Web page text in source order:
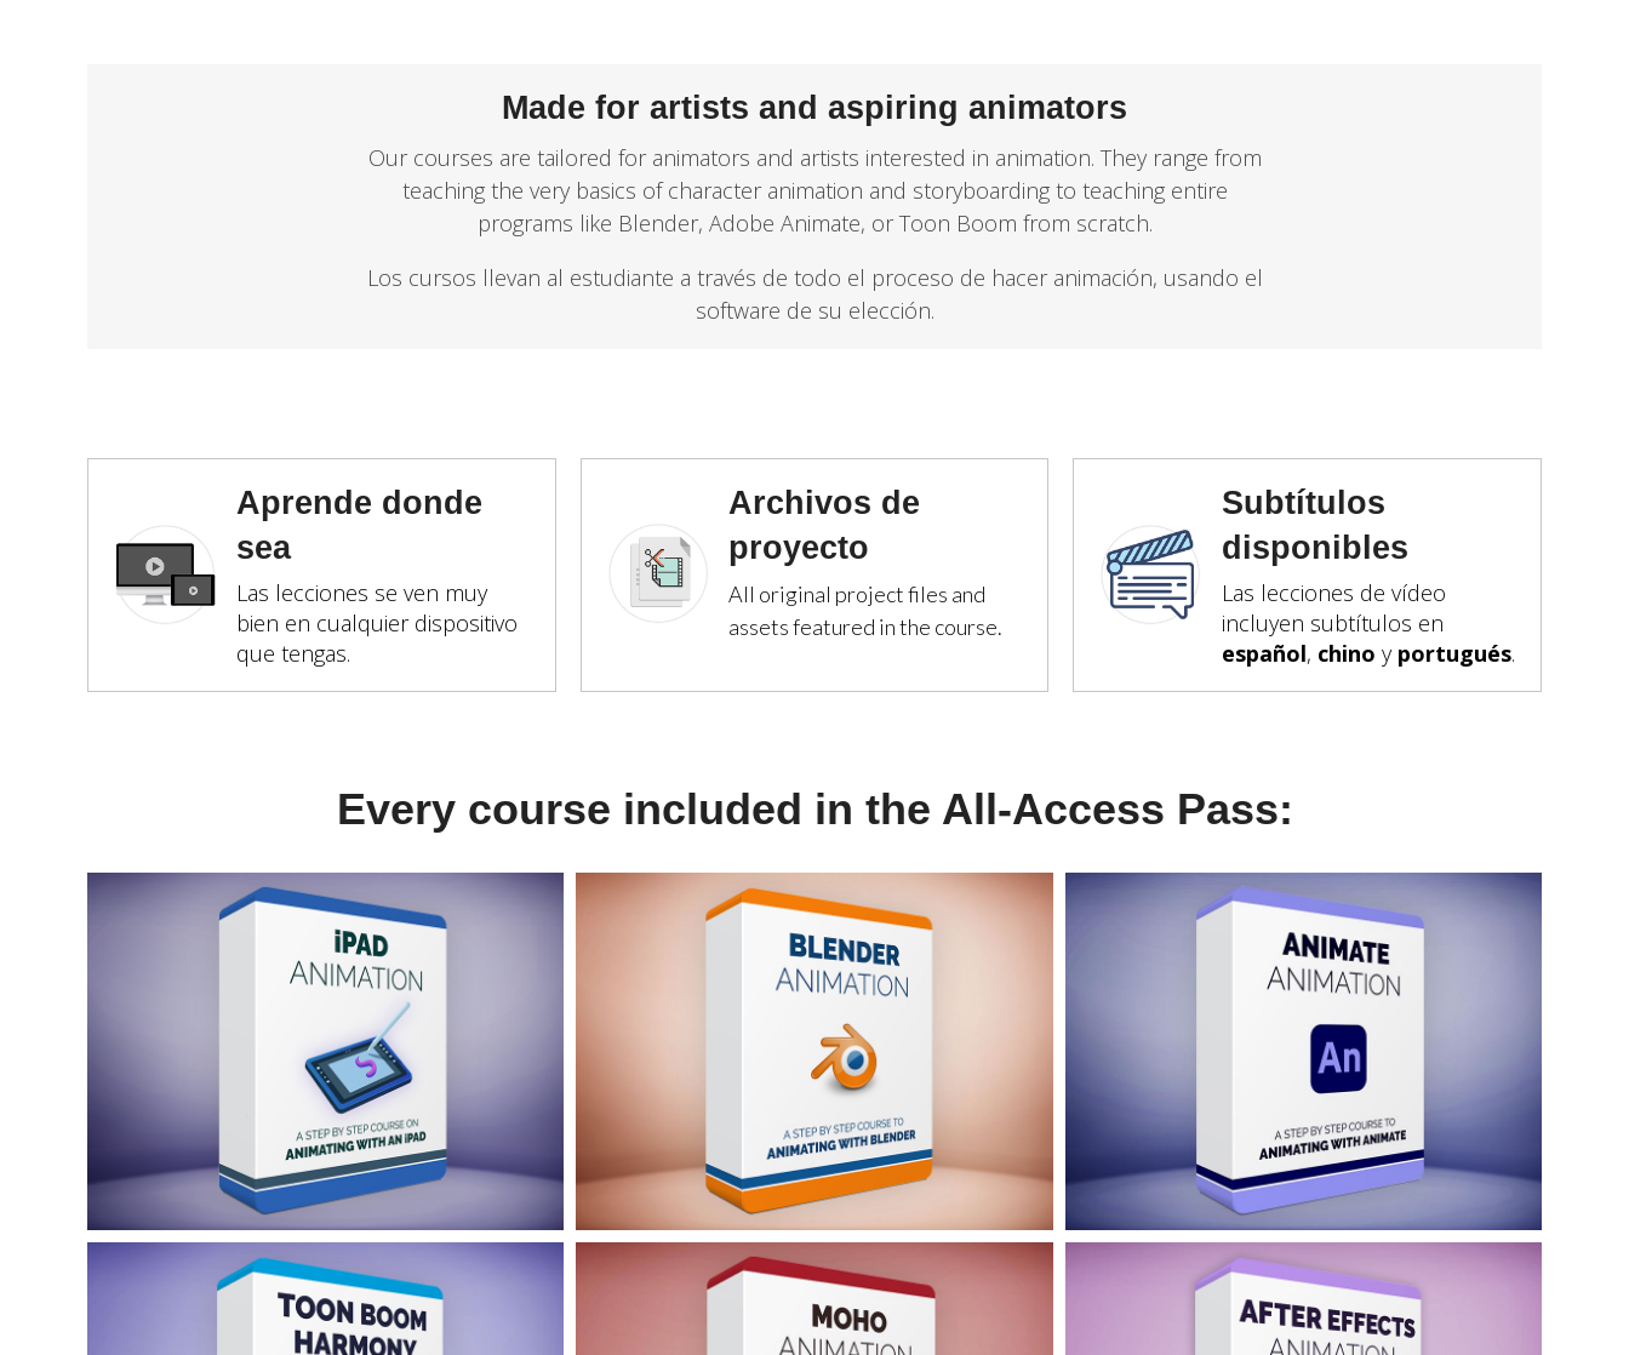
Made for artists and aspiring animators
Our courses are tailored for animators and artists interested in animation. They range from
teaching the very basics of character animation and storyboarding to teaching entire
programs like Blender, Adobe Animate, or Toon Boom from scratch.
Los cursos llevan al estudiante a través de todo el proceso de hacer animación, usando el
software de su elección.
Aprende donde
sea
Las lecciones se ven muy
bien en cualquier dispositivo
que tengas.
Archivos de
proyecto
All original project files and
assets featured in the course.
Subtítulos
disponibles
Las lecciones de vídeo
incluyen subtítulos en
español, chino y portugués.
Every course included in the All-Access Pass: